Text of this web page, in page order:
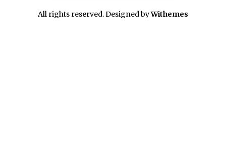
All rights reserved. Designed byWithemes